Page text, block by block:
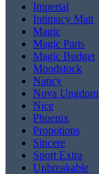
Imperial
Intimacy Matt
Magic
Magic Parts
Magic Budget
Moodstock
Nancy
Nova Ungdom
Nice
Phoenix
Propotions
Sincere
Sport Extra
Unbreakable